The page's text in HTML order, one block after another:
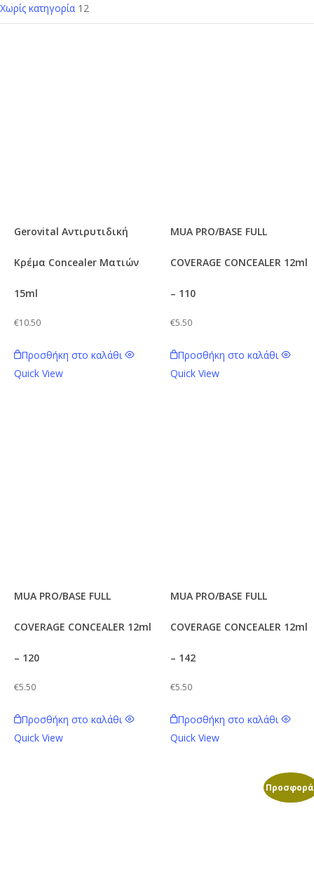
Χωρίς κατηγορία 12
Gerovital Αντιρυτιδική
Κρέμα Concealer Ματιών
15ml
€10.50
Προσθήκη στο καλάθι
Quick View
MUA PRO/BASE FULL
COVERAGE CONCEALER 12ml
– 110
€5.50
Προσθήκη στο καλάθι
Quick View
MUA PRO/BASE FULL
COVERAGE CONCEALER 12ml
– 120
€5.50
Προσθήκη στο καλάθι
Quick View
MUA PRO/BASE FULL
COVERAGE CONCEALER 12ml
– 142
€5.50
Προσθήκη στο καλάθι
Quick View